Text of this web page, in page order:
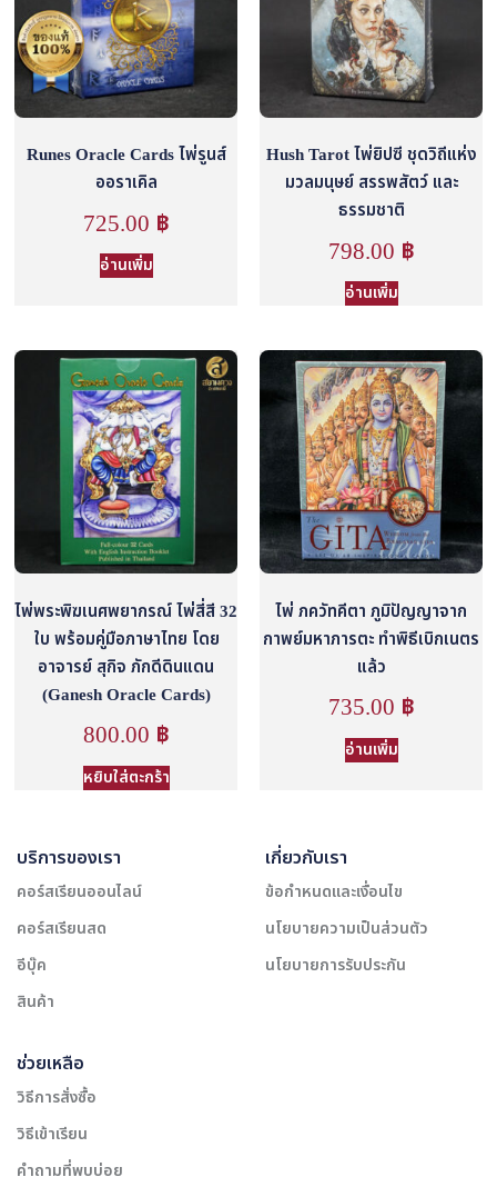
Runes Oracle Cards ไพ่รูนส์
ออราเคิล
725.00 ฿
อ่านเพิ่ม
Hush Tarot ไพ่ยิปซี ชุดวิถีแห่ง
มวลมนุษย์ สรรพสัตว์ และ
ธรรมชาติ
798.00 ฿
อ่านเพิ่ม
ไพ่พระพิฆเนศพยากรณ์ ไพ่สี่สี 32
ใบ พร้อมคู่มือภาษาไทย โดย
อาจารย์ สุกิจ ภักดีดินแดน
(Ganesh Oracle Cards)
800.00 ฿
หยิบใส่ตะกร้า
ไพ่ ภควัทคีตา ภูมิปัญญาจาก
กาพย์มหาภารตะ ทำพิธีเบิกเนตร
แล้ว
735.00 ฿
อ่านเพิ่ม
บริการของเรา
คอร์สเรียนออนไลน์
คอร์สเรียนสด
อีบุ๊ค
สินค้า
เกี่ยวกับเรา
ข้อกำหนดและเงื่อนไข
นโยบายความเป็นส่วนตัว
นโยบายการรับประกัน
ช่วยเหลือ
วิธีการสั่งซื้อ
วิธีเข้าเรียน
คำถามที่พบบ่อย